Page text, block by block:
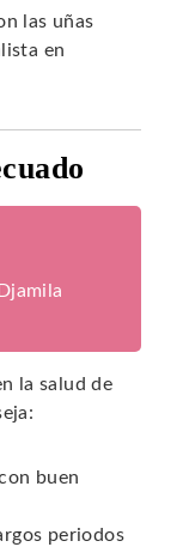
las uñas
en
la salud de
buen
periodos